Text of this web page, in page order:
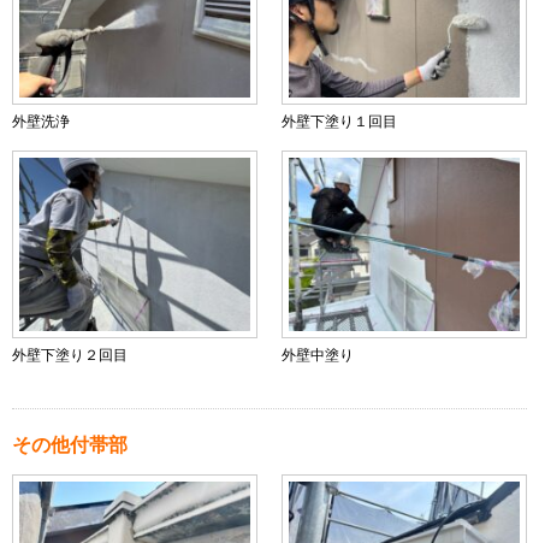
外壁洗浄 外壁下塗り１回目
外壁下塗り２回目 外壁中塗り
その他付帯部